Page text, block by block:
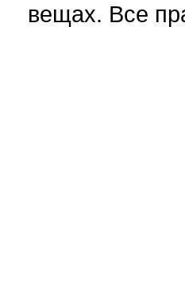
вещах. Все